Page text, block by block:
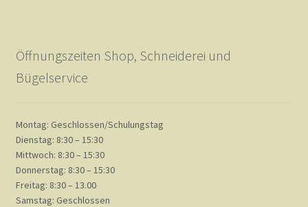
Schaugarten
Shop
Öffnungszeiten Shop, Schneiderei und
Bügelservice
Montag: Geschlossen/Schulungstag
Dienstag: 8:30 – 15:30
Mittwoch: 8:30 – 15:30
Donnerstag: 8:30 – 15:30
Freitag: 8:30 – 13.00
Samstag: Geschlossen